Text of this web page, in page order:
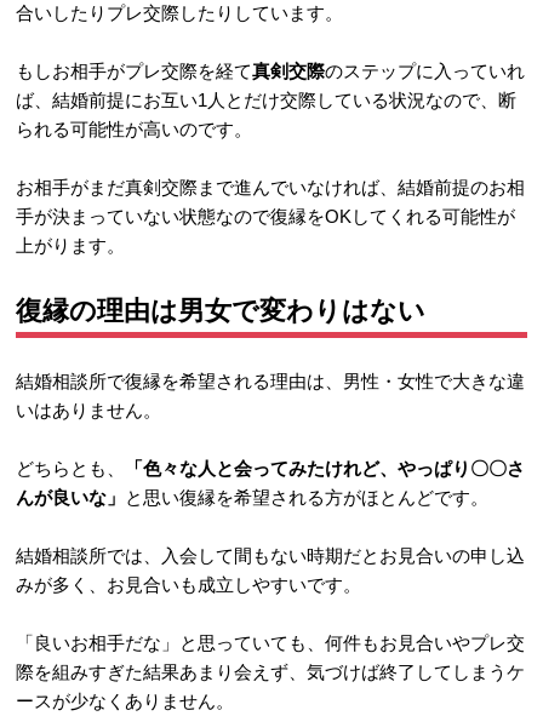
合いしたりプレ交際したりしています。
もしお相手がプレ交際を経て真剣交際のステップに入っていれ
ば、結婚前提にお互い1人とだけ交際している状況なので、断
られる可能性が高いのです。
お相手がまだ真剣交際まで進んでいなければ、結婚前提のお相
手が決まっていない状態なので復縁をOKしてくれる可能性が
上がります。
復縁の理由は男女で変わりはない
結婚相談所で復縁を希望される理由は、男性・女性で大きな違
いはありません。
どちらとも、
「色々な人と会ってみたけれど、やっぱり〇〇さ
んが良いな」 と思い復縁を希望される方がほとんどです。
結婚相談所では、入会して間もない時期だとお見合いの申し込
みが多く、お見合いも成立しやすいです。
「良いお相手だな」と思っていても、何件もお見合いやプレ交
際を組みすぎた結果あまり会えず、気づけば終了してしまうケ
ースが少なくありません。